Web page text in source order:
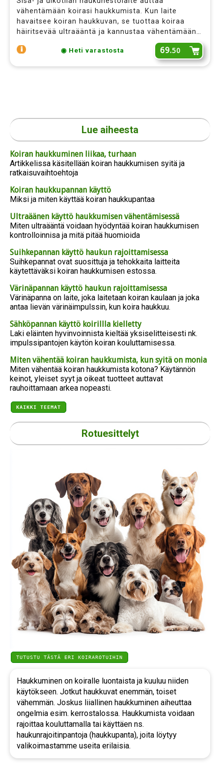
vähentämään koirasi haukkumista. Kun laite
havaitsee koiran haukkuvan, se tuottaa koiraa
häiritsevää ultraääntä ja kannustaa vähentämään
ei-toivottua käytöstä. Ultraäänen korkea taajuus
on vain koiran, ei ihmisen kuultavissa. Laitteen voi
säätää havaitsemaan haukkuminen 5, 10 tai 15 m
◉ Heti varastosta 69.50
Erikoistarjous Sinulle!
Haluatko saada tämän kelluvan
2,15 euroa) ostosi yhteydessä?
LISÄÄ OSTOSKORIIN EI KIITOS
Lue aiheesta
Koiran haukkuminen liikaa, turhaan
Artikkelissa käsitellään koiran haukkumisen syitä ja
ratkaisuvaihtoehtoja
Koiran haukkupannan käyttö
Miksi ja miten käyttää koiran haukkupantaa
Ultraäänen käyttö haukkumisen vähentämisessä
Miten ultraääntä voidaan hyödyntää koiran haukkumisen
kontrolloinnisa ja mitä pitää huomioida
Suihkepannan käyttö haukun rajoittamisessa
Suihkepannat ovat suosittuja ja tehokkaita laitteita
käytettäväksi koiran haukkumisen estossa.
Värinäpannan käyttö haukun rajoittamisessa
Värinäpanna on laite, joka laitetaan koiran kaulaan ja joka
antaa lievän värinäimpulssin, kun koira haukkuu.
Sähköpannan käyttö koirillla kielletty
Laki eläinten hyvinvoinnista kieltää yksiselitteisesti nk.
impulssipantojen käytön koiran kouluttamisessa.
Miten vähentää koiran haukkumista, kun syitä on monia
Miten vähentää koiran haukkumista kotona? Käytännön
keinot, yleiset syyt ja oikeat tuotteet auttavat
rauhoittamaan arkea nopeasti.
KAIKKI TEEMAT
Rotuesittelyt
TUTUSTU TÄSTÄ ERI KOIRAROTUIHIN
Haukkuminen on koiralle luontaista ja kuuluu niiden
käytökseen. Jotkut haukkuvat enemmän, toiset
vähemmän. Joskus liiallinen haukkuminen aiheuttaa
ongelmia esim. kerrostalossa. Haukkumista voidaan
rajoittaa kouluttamalla tai käyttäen ns.
haukunrajoitinpantoja (haukkupanta), joita löytyy
valikoimastamme useita erilaisia.